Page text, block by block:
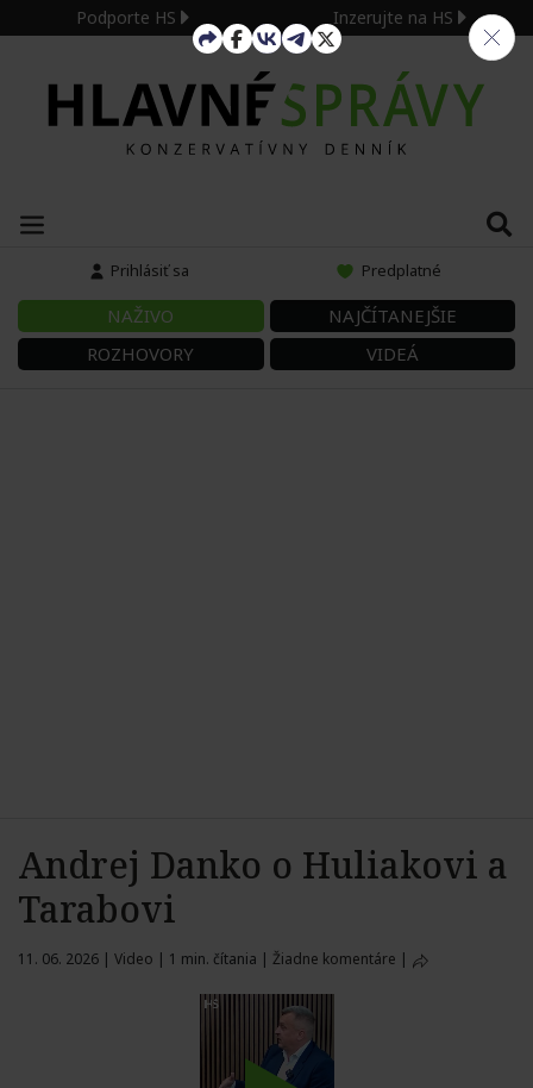
Podporte HS Inzerujte na HS
Prihlásiť sa Predplatné
NAŽIVO
NAJČÍTANEJŠIE
ROZHOVORY
VIDEÁ
Andrej Danko o Huliakovi a
Tarabovi
11. 06. 2026 | Video | 1 min. čítania | Žiadne komentáre |